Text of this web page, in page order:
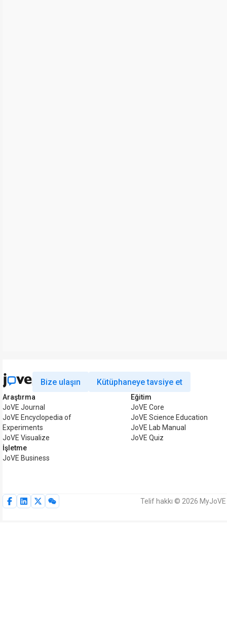
Bize ulaşın Kütüphaneye tavsiye et
Araştırma
JoVE Journal
JoVE Encyclopedia of
Experiments
JoVE Visualize
İşletme
JoVE Business
Eğitim
JoVE Core
JoVE Science Education
JoVE Lab Manual
JoVE Quiz
Telif hakkı © 2026 MyJoVE